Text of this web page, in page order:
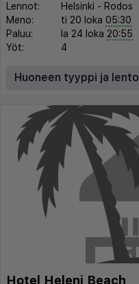
Lennot: Helsinki - Rodos
Meno:
ti 20 loka 05:30
Paluu:
la 24 loka 20:55
Yöt:
4
Huoneen tyyppi ja lento
Hotel Heleni Beach